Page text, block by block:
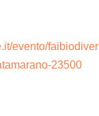
evento/
23500